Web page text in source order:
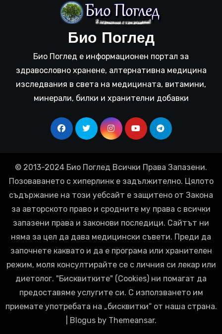
Био Поглед
Био Поглед е информационен портал за
здравословно хранене, алтернативна медицина
изследвания в света на медицината, витамини,
минерали, билки и хранителни добавки
© 2013-2024 Био Поглед Всички Права Запазени.
Позоваването с хиперлинк е задължително. Цялото
съдържание на този уебсайт е защитено от Закона
за авторското право и сродните му права с всички
запазени права и законови последици. Сайтът ни
няма за цел да дава медицински съвети. Преди да
започнете каквато и да е програма или хранителен
режим, моля консултирайте се с личния си лекар или
диетолог. "Бисквитките" (Cookies) ни помагат да
предоставяме услугите си. С използването им
приемате употребата на „бисквитки“ от наша страна.
Blogusby Themeansar.